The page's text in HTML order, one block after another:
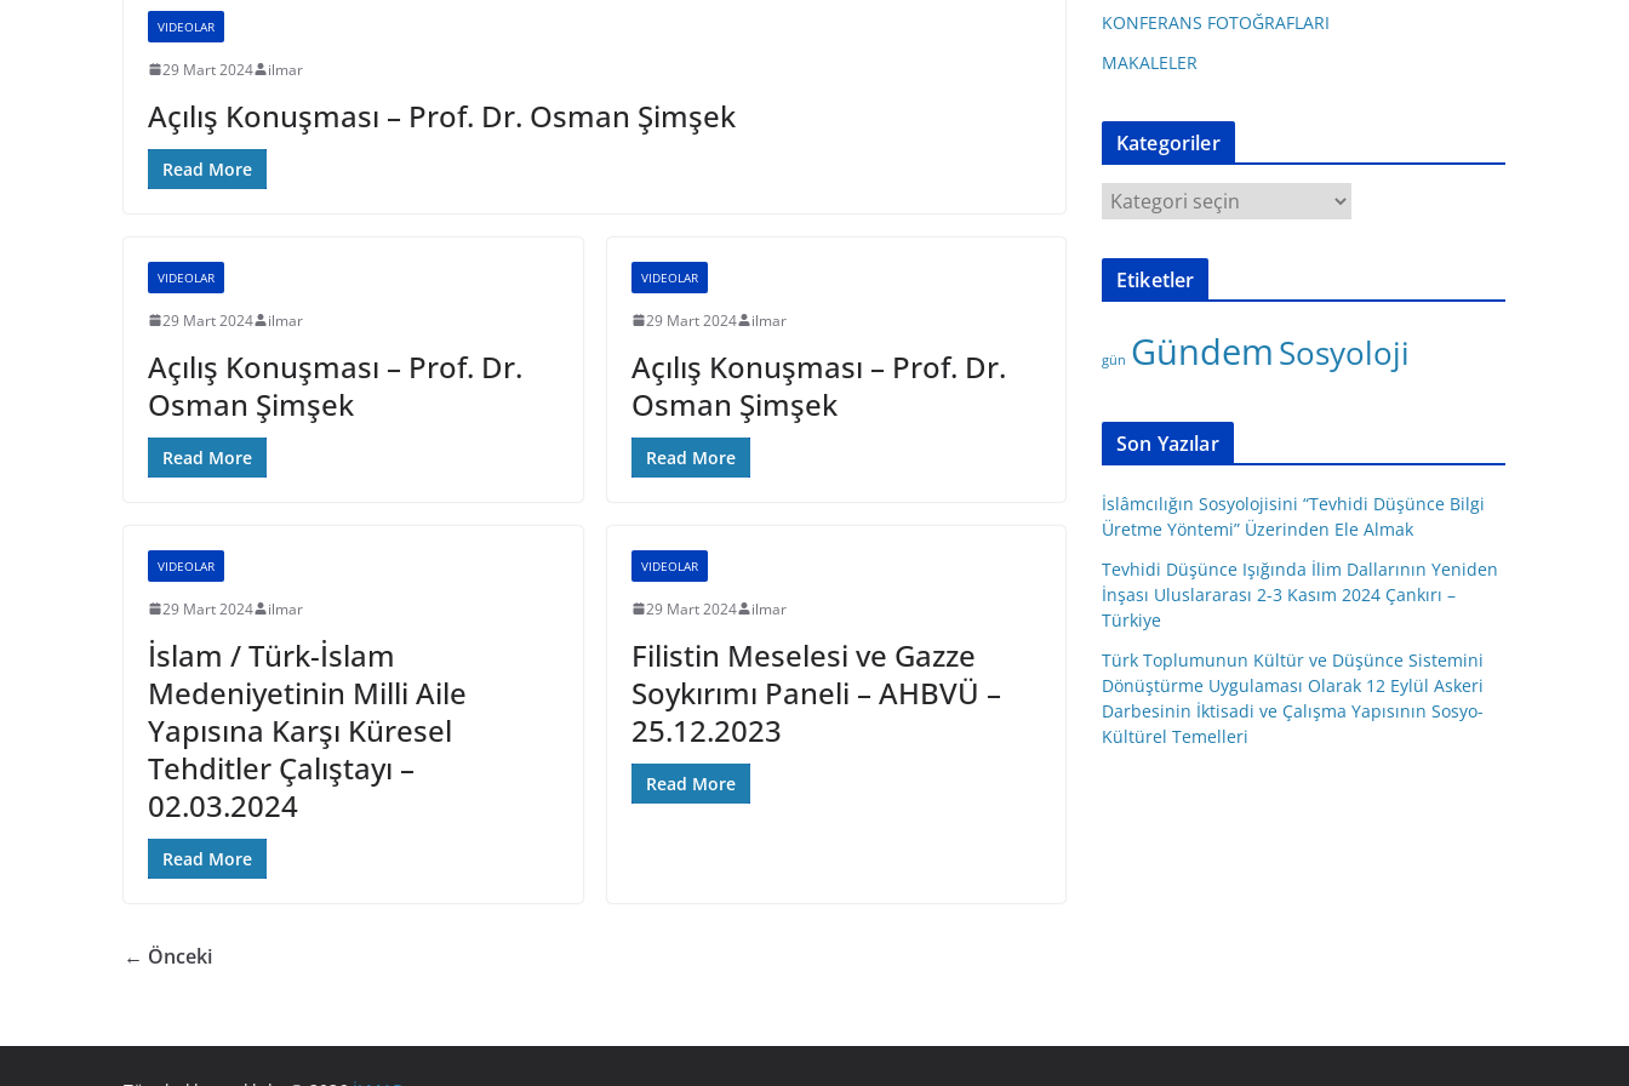
VIDEOLAR
29 Mart 2024 ilmar
Açılış Konuşması – Prof. Dr. Osman Şimşek
Read More
VIDEOLAR
29 Mart 2024 ilmar
Açılış Konuşması – Prof. Dr.
Osman Şimşek
Read More
VIDEOLAR
29 Mart 2024 ilmar
Açılış Konuşması – Prof. Dr.
Osman Şimşek
Read More
VIDEOLAR
29 Mart 2024 ilmar
İslam / Türk-İslam
Medeniyetinin Milli Aile
Yapısına Karşı Küresel
Tehditler Çalıştayı –
02.03.2024
Read More
VIDEOLAR
29 Mart 2024 ilmar
Filistin Meselesi ve Gazze
Soykırımı Paneli – AHBVÜ –
25.12.2023
Read More
← Önceki
KONFERANS FOTOĞRAFLARI
MAKALELER
Kategoriler
a
t
e
r
Etiketler
gün GündemSosyoloji
Son Yazılar
İslâmcılığın Sosyolojisini “Tevhidi Düşünce Bilgi
Üretme Yöntemi” Üzerinden Ele Almak
Tevhidi Düşünce Işığında İlim Dallarının Yeniden
İnşası Uluslararası 2-3 Kasım 2024 Çankırı –
Türkiye
Türk Toplumunun Kültür ve Düşünce Sistemini
Dönüştürme Uygulaması Olarak 12 Eylül Askeri
Darbesinin İktisadi ve Çalışma Yapısının Sosyo-
Kültürel Temelleri